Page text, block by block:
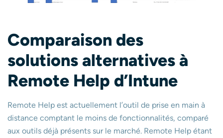
Comparaison des
solutions alternatives à
Remote Help d’Intune
Remote Help est actuellement l’outil de prise en main à
distance comptant le moins de fonctionnalités, comparé
aux outils déjà présents sur le marché. Remote Help étant